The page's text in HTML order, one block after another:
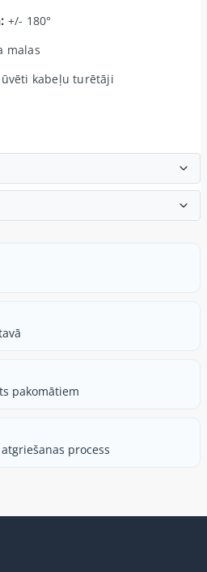
+/- 180°
malas
kabeļu turētāji
pakomātiem
process